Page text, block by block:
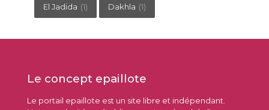
El Jadida (1) Dakhla (1)
Le concept epaillote
Le portail epaillote est un site libre et indépendant.